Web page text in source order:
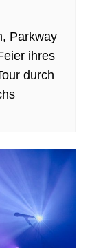
Parkway
ihres
durch